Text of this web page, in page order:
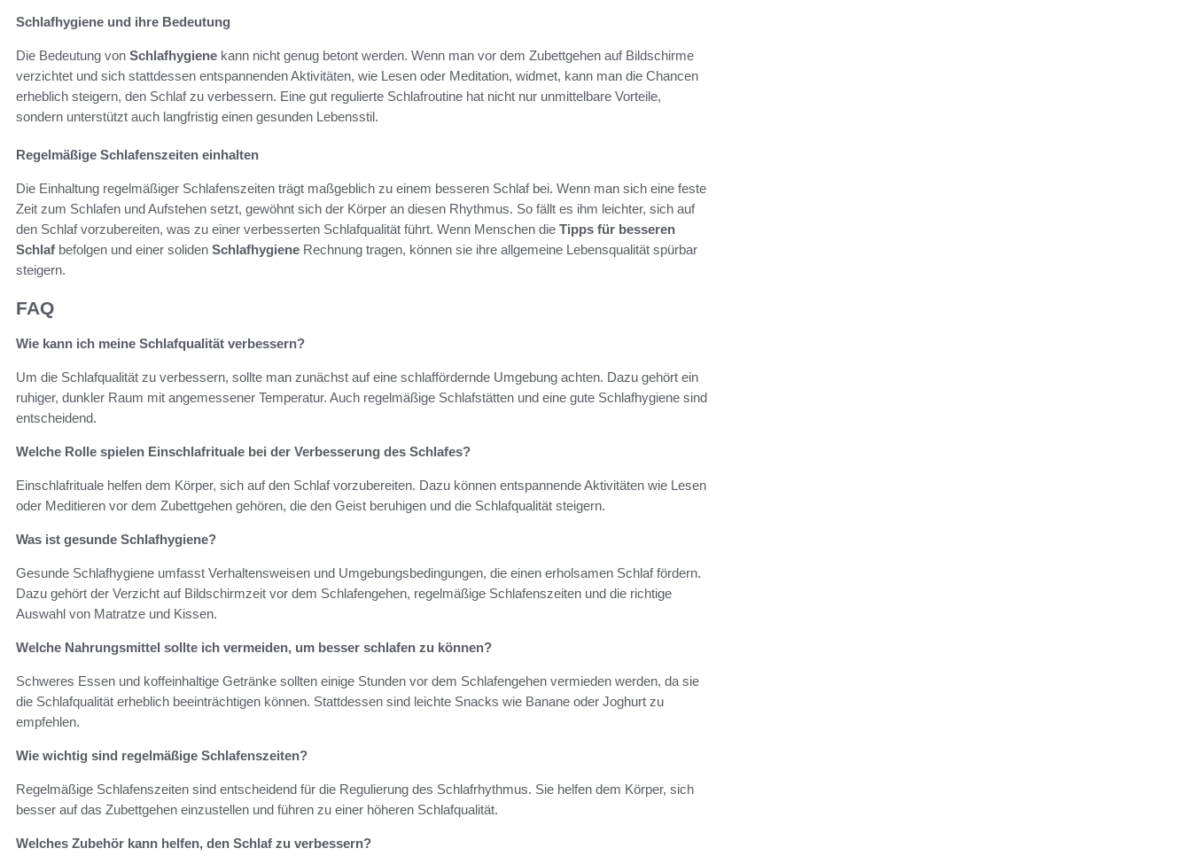
Schlafhygiene und ihre Bedeutung
Die Bedeutung von Schlafhygiene kann nicht genug betont werden. Wenn man vor dem Zubettgehen auf Bildschirme
verzichtet und sich stattdessen entspannenden Aktivitäten, wie Lesen oder Meditation, widmet, kann man die Chancen
erheblich steigern, den Schlaf zu verbessern. Eine gut regulierte Schlafroutine hat nicht nur unmittelbare Vorteile,
sondern unterstützt auch langfristig einen gesunden Lebensstil.
Regelmäßige Schlafenszeiten einhalten
Die Einhaltung regelmäßiger Schlafenszeiten trägt maßgeblich zu einem besseren Schlaf bei. Wenn man sich eine feste
Zeit zum Schlafen und Aufstehen setzt, gewöhnt sich der Körper an diesen Rhythmus. So fällt es ihm leichter, sich auf
den Schlaf vorzubereiten, was zu einer verbesserten Schlafqualität führt. Wenn Menschen die Tipps für besseren
Schlaf befolgen und einer soliden Schlafhygiene Rechnung tragen, können sie ihre allgemeine Lebensqualität spürbar
steigern.
FAQ
Wie kann ich meine Schlafqualität verbessern?
Um die Schlafqualität zu verbessern, sollte man zunächst auf eine schlaffördernde Umgebung achten. Dazu gehört ein
ruhiger, dunkler Raum mit angemessener Temperatur. Auch regelmäßige Schlafstätten und eine gute Schlafhygiene sind
entscheidend.
Welche Rolle spielen Einschlafrituale bei der Verbesserung des Schlafes?
Einschlafrituale helfen dem Körper, sich auf den Schlaf vorzubereiten. Dazu können entspannende Aktivitäten wie Lesen
oder Meditieren vor dem Zubettgehen gehören, die den Geist beruhigen und die Schlafqualität steigern.
Was ist gesunde Schlafhygiene?
Gesunde Schlafhygiene umfasst Verhaltensweisen und Umgebungsbedingungen, die einen erholsamen Schlaf fördern.
Dazu gehört der Verzicht auf Bildschirmzeit vor dem Schlafengehen, regelmäßige Schlafenszeiten und die richtige
Auswahl von Matratze und Kissen.
Welche Nahrungsmittel sollte ich vermeiden, um besser schlafen zu können?
Schweres Essen und koffeinhaltige Getränke sollten einige Stunden vor dem Schlafengehen vermieden werden, da sie
die Schlafqualität erheblich beeinträchtigen können. Stattdessen sind leichte Snacks wie Banane oder Joghurt zu
empfehlen.
Wie wichtig sind regelmäßige Schlafenszeiten?
Regelmäßige Schlafenszeiten sind entscheidend für die Regulierung des Schlafrhythmus. Sie helfen dem Körper, sich
besser auf das Zubettgehen einzustellen und führen zu einer höheren Schlafqualität.
Welches Zubehör kann helfen, den Schlaf zu verbessern?